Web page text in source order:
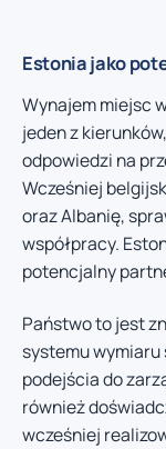
Estonia jako
Wynajem miejsc
jeden z
odpowiedzi na
Wcześniej
oraz Albanię,
współpracy.
potencjalny
Państwo to jest
systemu
podejścia do
również
wcześniej